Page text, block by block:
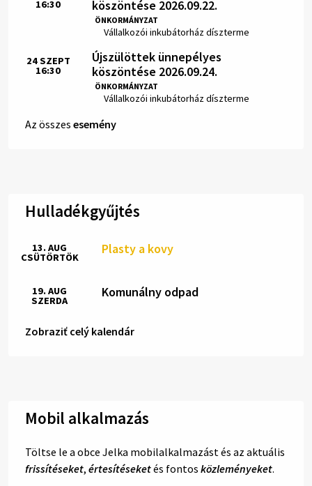
köszöntése 2026.09.22.
ÖNKORMÁNYZAT
Hely:
Vállalkozói inkubátorház díszterme
Idő:
16:30
Újszülöttek ünnepélyes
köszöntése 2026.09.24.
ÖNKORMÁNYZAT
Hely:
Vállalkozói inkubátorház díszterme
Idő:
24SZEPT
16:30
Az összes esemény
Hulladékgyűjtés
Plasty a kovy
13. AUG
CSÜTÖRTÖK
Komunálny odpad
19. AUG
SZERDA
Zobraziť celý kalendár
Mobil alkalmazás
Töltse le a obce Jelka mobilalkalmazást és az aktuális
frissítéseket, értesítéseketés fontos közleményeket.